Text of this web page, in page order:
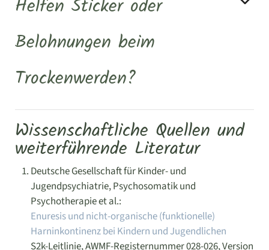
Helfen Sticker oder
Belohnungen beim
Trockenwerden?
Wissenschaftliche Quellen und
weiterführende Literatur
Deutsche Gesellschaft für Kinder- und
Jugendpsychiatrie, Psychosomatik und
Psychotherapie et al.:
Enuresis und nicht-organische (funktionelle)
Harninkontinenz bei Kindern und Jugendlichen
S2k-Leitlinie, AWMF-Registernummer 028-026, Version